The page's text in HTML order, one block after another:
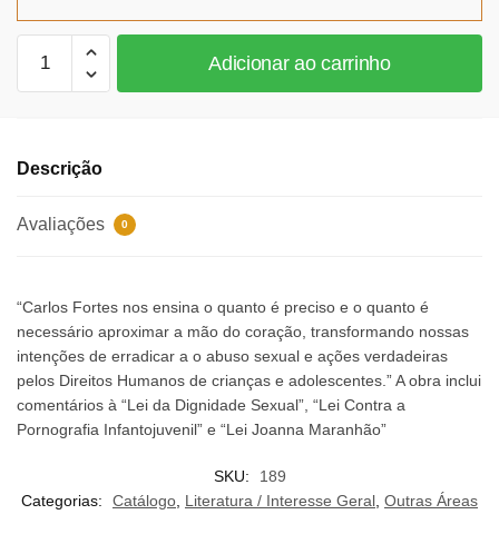
Contra
Adicionar ao carrinho
Descrição
Avaliações 0
“Carlos Fortes nos ensina o quanto é preciso e o quanto é
necessário aproximar a mão do coração, transformando nossas
intenções de erradicar a o abuso sexual e ações verdadeiras
pelos Direitos Humanos de crianças e adolescentes.” A obra inclui
comentários à “Lei da Dignidade Sexual”, “Lei Contra a
Pornografia Infantojuvenil” e “Lei Joanna Maranhão”
SKU:
189
Categorias:
Catálogo, Literatura / Interesse Geral, Outras Áreas